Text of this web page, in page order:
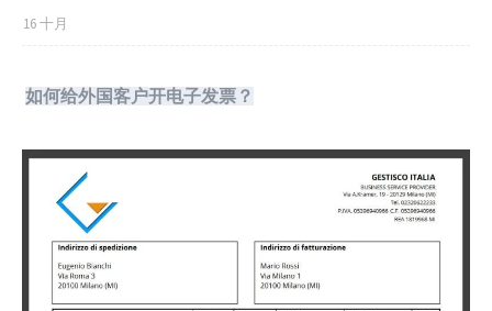
16 十月
如何给外国客户开电子发票？